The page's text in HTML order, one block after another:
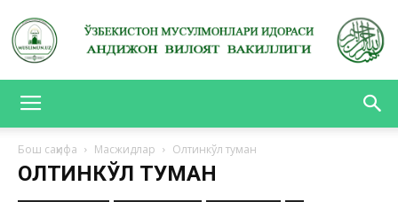
ВИЛОЯТ
Бош саҳифа Масжидлар Олтинкўл туман
ОЛТИНКЎЛ ТУМАН